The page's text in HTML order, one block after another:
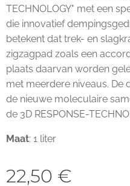
TECHNOLOGY" met een
die innovatief
betekent dat trek- en
zigzagpad zoals een
plaats daarvan worden
met meerdere niveaus. De
de nieuwe moleculaire
de 3D RESPONSE-
Maat: 1 liter
22,50 €